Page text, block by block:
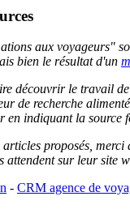
aux voyageurs"
bien le résultat d'un
découvrir le travail
de recherche
en indiquant la source
proposés,
attendent sur leur site
- CRM agence de